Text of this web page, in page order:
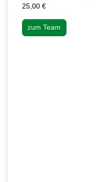
25,00 €
zum Team